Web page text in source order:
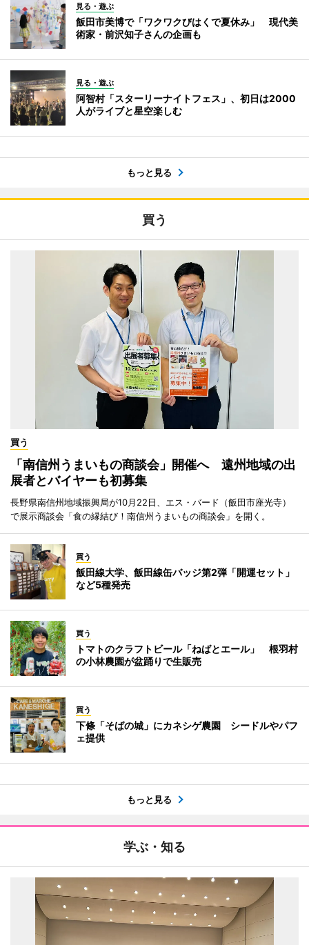
見る・遊ぶ
飯田市美博で「ワクワクびはくで夏休み」 現代美
術家・前沢知子さんの企画も
見る・遊ぶ
阿智村「スターリーナイトフェス」、初日は2000
人がライブと星空楽しむ
もっと見る
買う
買う
「南信州うまいもの商談会」開催へ 遠州地域の出
展者とバイヤーも初募集
長野県南信州地域振興局が10月22日、エス・バード（飯田市座光寺）
で展示商談会「食の縁結び！南信州うまいもの商談会」を開く。
買う
飯田線大学、飯田線缶バッジ第2弾「開運セット」
など5種発売
買う
トマトのクラフトビール「ねばとエール」 根羽村
の小林農園が盆踊りで生販売
買う
下條「そばの城」にカネシゲ農園 シードルやパフ
ェ提供
もっと見る
学ぶ・知る